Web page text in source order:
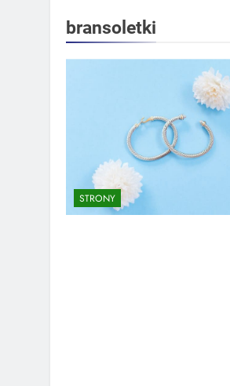
bransoletki
STRONY